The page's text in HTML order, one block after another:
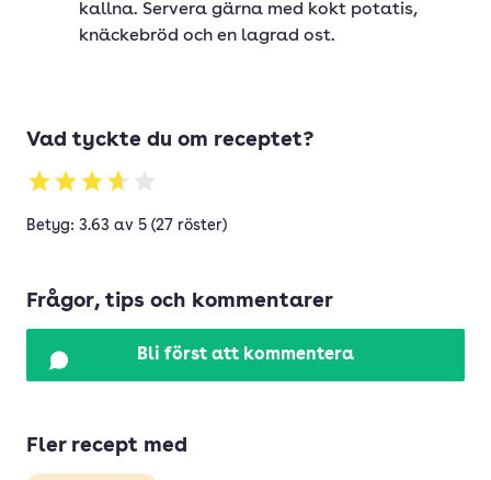
kallna. Servera gärna med kokt potatis,
knäckebröd och en lagrad ost.
Vad tyckte du om receptet?
Betyg: 3.63 av 5 (27 röster)
Frågor, tips och kommentarer
Bli först att kommentera
Fler recept med